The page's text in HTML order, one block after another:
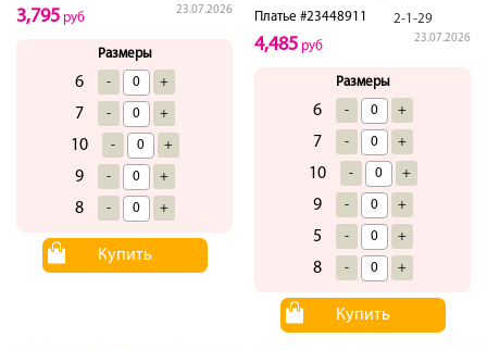
23.07.2026
3,795 руб
Размеры
6 - +
7 - +
10 - +
9 - +
8 - +
Купить
Платье #23448911 2-1-29
23.07.2026
4,485 руб
Размеры
6 - +
7 - +
10 - +
9 - +
5 - +
8 - +
Купить